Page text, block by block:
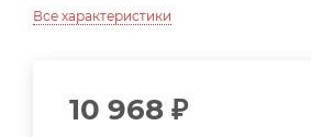
Все характеристики
10 968 ₽